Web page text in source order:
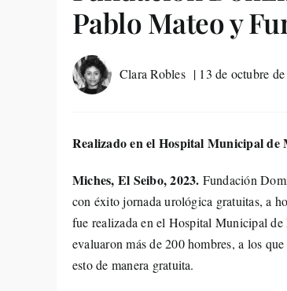
Pablo Mateo y
Clara Robles | 13 de octubre
Realizado en el Hospital Municipal de
Miches, El Seibo, 2023. Fundación
con éxito jornada urológica gratuitas, a
fue realizada en el Hospital Municipal
evaluaron más de 200 hombres, a los
esto de manera gratuita.